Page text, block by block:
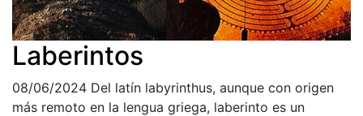
Laberintos
08/06/2024 Del latín labyrinthus, aunque con origen
más remoto en la lengua griega, laberinto es un